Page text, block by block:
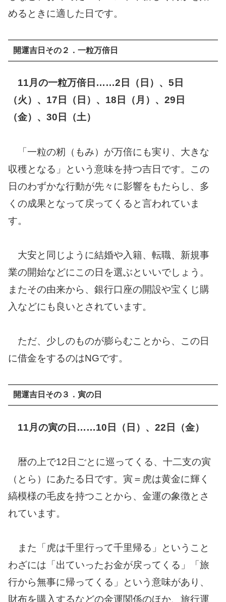
めるときに適した日です。
開運吉日その２．一粒万倍日
11月の一粒万倍日……2日（日）、5日
（火）、17日（日）、18日（月）、29日
（金）、30日（土）
「一粒の籾（もみ）が万倍にも実り、大きな
収穫となる」という意味を持つ吉日です。この
日のわずかな行動が先々に影響をもたらし、多
くの成果となって戻ってくると言われていま
す。
大安と同じように結婚や入籍、転職、新規事
業の開始などにこの日を選ぶといいでしょう。
またその由来から、銀行口座の開設や宝くじ購
入などにも良いとされています。
ただ、少しのものが膨らむことから、この日
に借金をするのはNGです。
開運吉日その３．寅の日
11月の寅の日……10日（日）、22日（金）
暦の上で12日ごとに巡ってくる、十二支の寅
（とら）にあたる日です。寅＝虎は黄金に輝く
縞模様の毛皮を持つことから、金運の象徴とさ
れています。
また「虎は千里行って千里帰る」ということ
わざには「出ていったお金が戻ってくる」「旅
行から無事に帰ってくる」という意味があり、
財布を購入するなどの金運関係のほか、旅行運